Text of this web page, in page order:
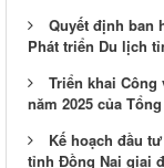
Quyết định ban
Phát triển Du lịch
Triển khai Công
năm 2025 của
Kế hoạch đầu
tỉnh Đồng Nai giai